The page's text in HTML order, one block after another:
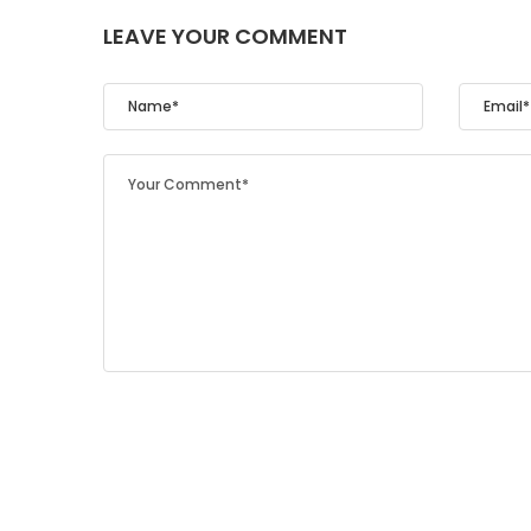
LEAVE YOUR COMMENT